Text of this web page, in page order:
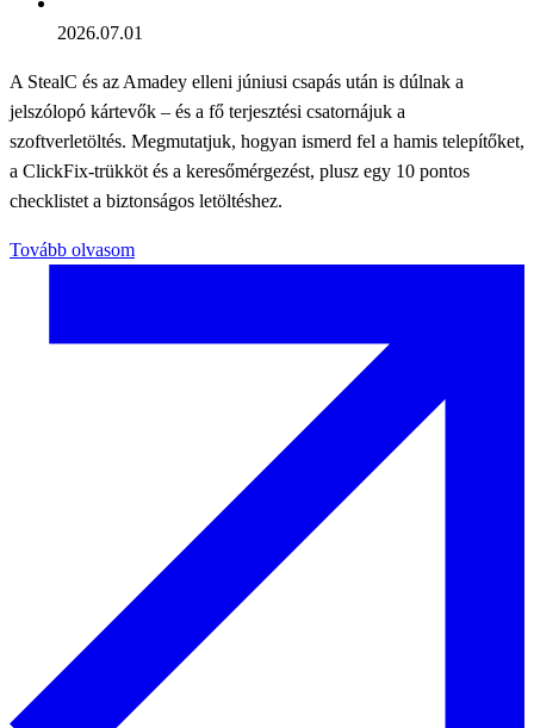
2026.07.01
A StealC és az Amadey elleni júniusi csapás után is dúlnak a
jelszólopó kártevők – és a fő terjesztési csatornájuk a
szoftverletöltés. Megmutatjuk, hogyan ismerd fel a hamis telepítőket,
a ClickFix-trükköt és a keresőmérgezést, plusz egy 10 pontos
checklistet a biztonságos letöltéshez.
Tovább olvasom